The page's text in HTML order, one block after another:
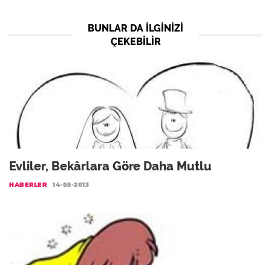
BUNLAR DA ILGINIZI
ÇEKEBILIR
Evliler, Bekârlara Göre Daha Mutlu
HABERLER 14-05-2013